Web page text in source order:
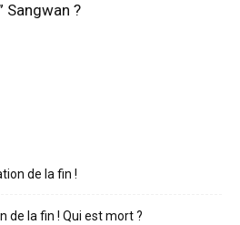
Sangwan ?
de la fin !
de la fin ! Qui est mort ?